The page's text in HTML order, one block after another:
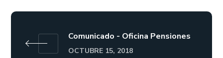
Comunicado - Oficina Pensiones
OCTUBRE 15, 2018